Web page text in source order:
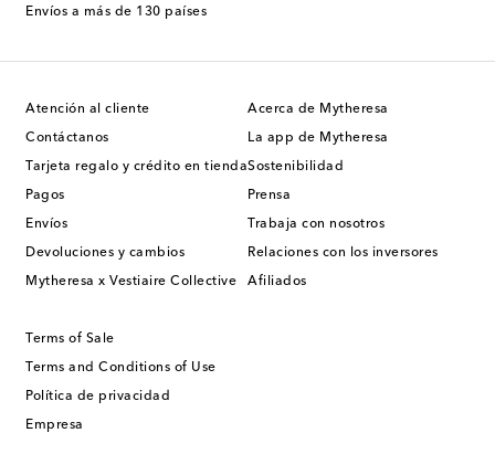
Envíos a más de 130 países
Atención al cliente
Contáctanos
Tarjeta regalo y crédito en tienda
Pagos
Envíos
Devoluciones y cambios
Mytheresa x Vestiaire Collective
Acerca de Mytheresa
La app de Mytheresa
Sostenibilidad
Prensa
Trabaja con nosotros
Relaciones con los inversores
Afiliados
Terms of Sale
Terms and Conditions of Use
Política de privacidad
Empresa